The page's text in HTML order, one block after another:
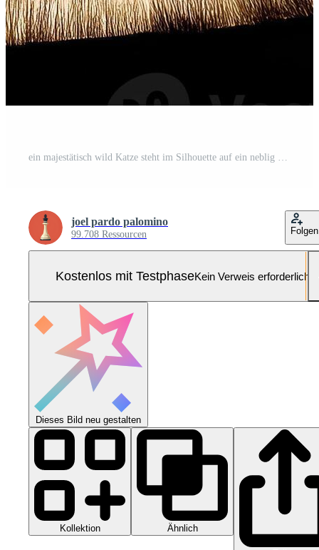
ein majestätisch wild Katze steht im Silhouette auf ein neblig Berg Steigung beim Sonnenaufgang mit Nebel Schichtung das entfernt Hügel Pro Foto
joel pardo palomino
99.708 Ressourcen Folgen
Kostenlos mit TestphaseKein Verweis erforderlich
Dieses Bild neu gestalten
Kollektion Ähnlich